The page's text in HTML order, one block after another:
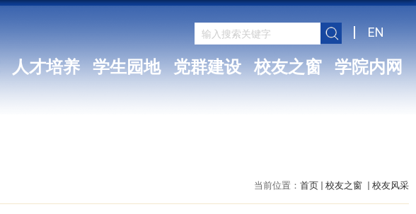
EN
人才培养 学生园地 党群建设 校友之窗 学院内网
当前位置： 首页 校友之窗 校友风采